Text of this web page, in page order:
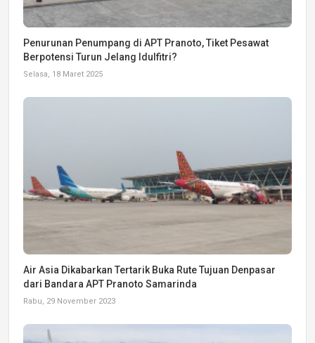
Penurunan Penumpang di APT Pranoto, Tiket Pesawat
Berpotensi Turun Jelang Idulfitri?
Selasa, 18 Maret 2025
Air Asia Dikabarkan Tertarik Buka Rute Tujuan Denpasar
dari Bandara APT Pranoto Samarinda
Rabu, 29 November 2023